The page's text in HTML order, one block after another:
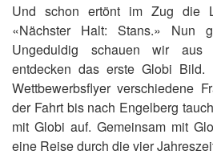
Und schon ertönt im Zug die
«Nächster Halt: Stans.» Nun
Ungeduldig schauen wir aus
entdecken das erste Globi
Wettbewerbsflyer verschiedene
der Fahrt bis nach Engelberg
mit Globi auf. Gemeinsam mit
eine Reise durch die vier